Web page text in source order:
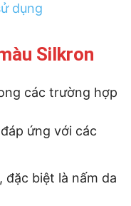
dụng
Silkron
các trường hợp
ứng với các
đặc biệt là nấm da